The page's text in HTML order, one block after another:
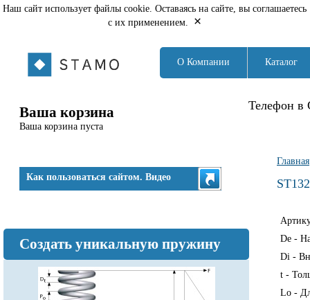
Наш сайт использует файлы cookie. Оставаясь на сайте, вы соглашаетесь
с их применением.
×
О Компании Каталог
Телефон в
Ваша корзина
Ваша корзина пуста
Как пользоваться сайтом. Видео
Создать уникальную пружину
Вы
Главная
De -
Di -
t -
Lo -